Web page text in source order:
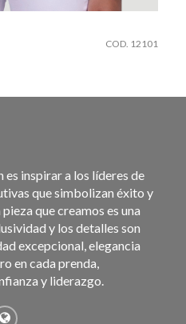
COD. 12101
es inspirar a los líderes de
que simbolizan éxito y
que creamos es una
y los detalles son
excepcional, elegancia
en cada prenda,
y liderazgo.